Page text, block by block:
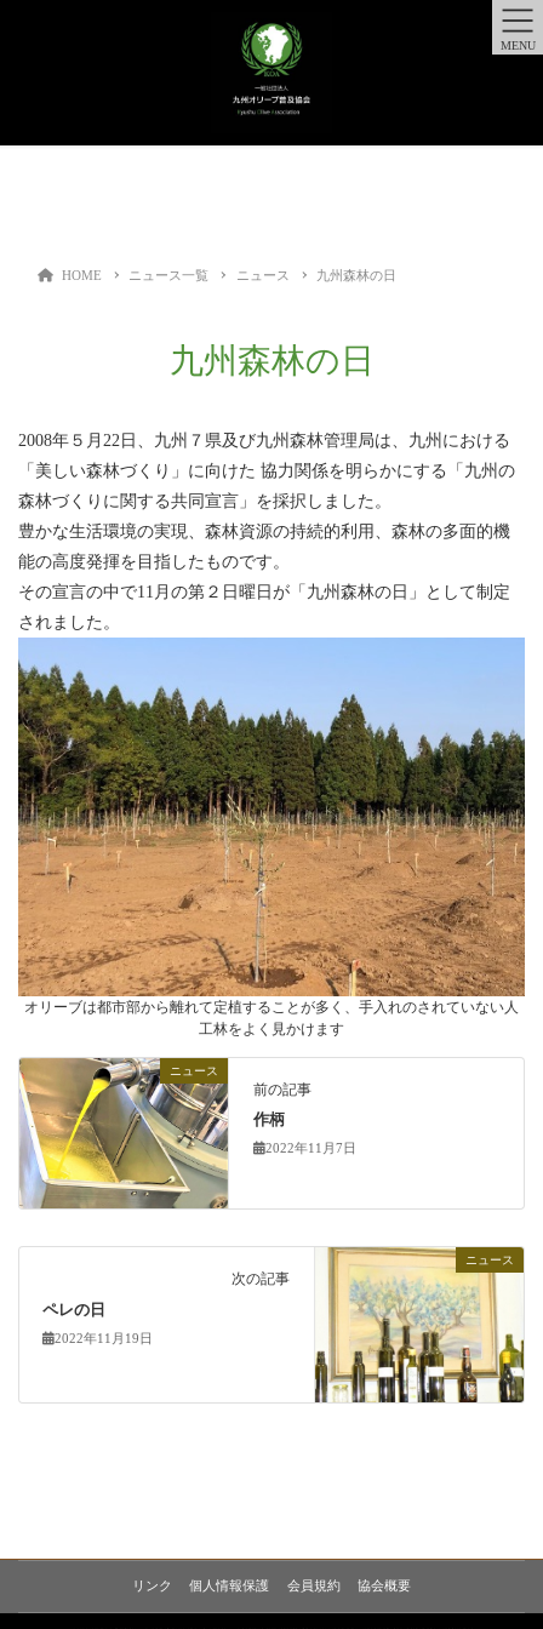
HOME ニュース一覧 ニュース 九州森林の日
九州森林の日
2008年５月22日、九州７県及び九州森林管理局は、九州における
「美しい森林づくり」に向けた 協力関係を明らかにする「九州の
森林づくりに関する共同宣言」を採択しました。
豊かな生活環境の実現、森林資源の持続的利用、森林の多面的機
能の高度発揮を目指したものです。
その宣言の中で11月の第２日曜日が「九州森林の日」として制定
されました。
オリーブは都市部から離れて定植することが多く、手入れのされていない人
工林をよく見かけます
ニュース
前の記事
作柄
2022年11月7日
ニュース
次の記事
ペレの日
2022年11月19日
リンク 個人情報保護 会員規約 協会概要
MENU